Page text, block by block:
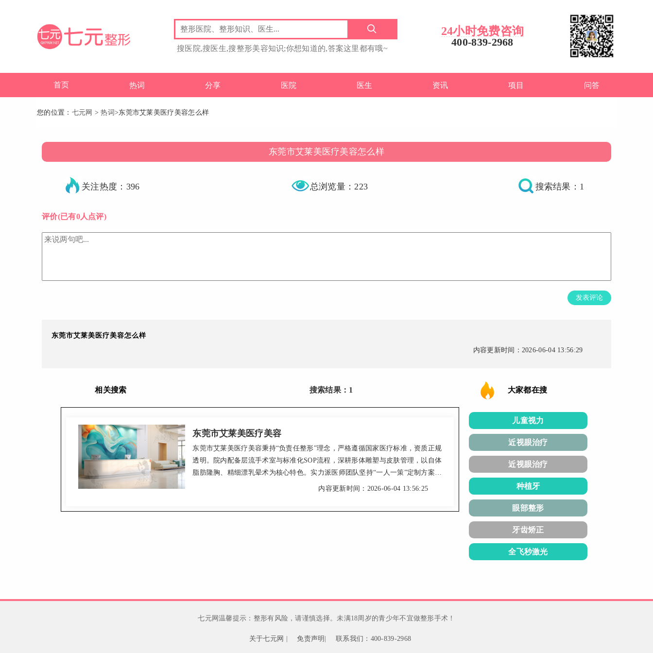
搜医院,搜医生,搜整形美容知识;你想知道的,答案这里都有哦~
24小时免费咨询
400-839-2968
首页 热词 分享 医院 医生 资讯 项目 问答
您的位置： 七元网 >热词>东莞市艾莱美医疗美容怎么样
东莞市艾莱美医疗美容怎么样
关注热度：396 总浏览量：223 搜索结果：1
评价(已有0人点评)
发表评论
东莞市艾莱美医疗美容怎么样
内容更新时间：2026-06-04 13:56:29
相关搜索 搜索结果：1
东莞市艾莱美医疗美容
东莞市艾莱美医疗美容秉持“负责任整形”理念，严格遵循国家医疗标准，资质正规
透明。院内配备层流手术室与标准化SOP流程，深耕形体雕塑与皮肤管理，以自体
脂肪隆胸、精细漂乳晕术为核心特色。实力派医师团队坚持“一人一策”定制方案，
2026年收费公开透明无隐形消费。提供便捷线上预约与私密面诊，坐落于东莞万
内容更新时间：2026-06-04 13:56:25
大家都在搜
儿童视力
近视眼治疗
近视眼治疗
种植牙
眼部整形
牙齿矫正
全飞秒激光
七元网温馨提示：整形有风险，请谨慎选择。未满18周岁的青少年不宜做整形手术！
关于七元网 免责声明 联系我们：400-839-2968